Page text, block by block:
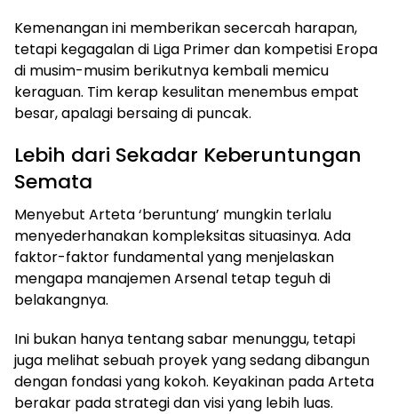
Kemenangan ini memberikan secercah harapan,
tetapi kegagalan di Liga Primer dan kompetisi Eropa
di musim-musim berikutnya kembali memicu
keraguan. Tim kerap kesulitan menembus empat
besar, apalagi bersaing di puncak.
Lebih dari Sekadar Keberuntungan
Semata
Menyebut Arteta ‘beruntung’ mungkin terlalu
menyederhanakan kompleksitas situasinya. Ada
faktor-faktor fundamental yang menjelaskan
mengapa manajemen Arsenal tetap teguh di
belakangnya.
Ini bukan hanya tentang sabar menunggu, tetapi
juga melihat sebuah proyek yang sedang dibangun
dengan fondasi yang kokoh. Keyakinan pada Arteta
berakar pada strategi dan visi yang lebih luas.